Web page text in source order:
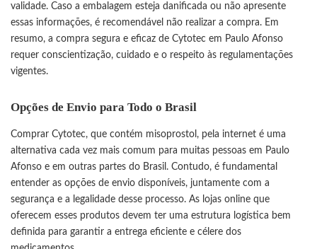
validade. Caso a embalagem esteja danificada ou não apresente
essas informações, é recomendável não realizar a compra. Em
resumo, a compra segura e eficaz de Cytotec em Paulo Afonso
requer conscientização, cuidado e o respeito às regulamentações
vigentes.
Opções de Envio para Todo o Brasil
Comprar Cytotec, que contém misoprostol, pela internet é uma
alternativa cada vez mais comum para muitas pessoas em Paulo
Afonso e em outras partes do Brasil. Contudo, é fundamental
entender as opções de envio disponíveis, juntamente com a
segurança e a legalidade desse processo. As lojas online que
oferecem esses produtos devem ter uma estrutura logística bem
definida para garantir a entrega eficiente e célere dos